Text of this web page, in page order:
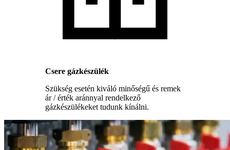
Csere gázkészülék
Szükség esetén kiváló minőségű és remek
ár / érték aránnyal rendelkező
gázkészülékeket tudunk kínálni.